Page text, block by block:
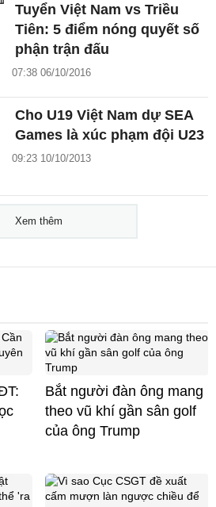
Tuyển Việt Nam vs Triều
Tiên: 5 điểm nóng quyết số
phận trận đấu
07:38 06/10/2016
Cho U19 Việt Nam dự SEA
Games là xúc phạm đội U23
09:23 10/10/2013
Xem thêm
Bắt người đàn ông mang
theo vũ khí gần sân golf
của ông Trump